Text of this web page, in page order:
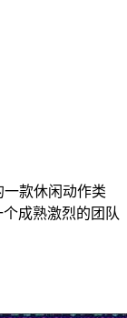
一款休闲动作类
成熟激烈的团队